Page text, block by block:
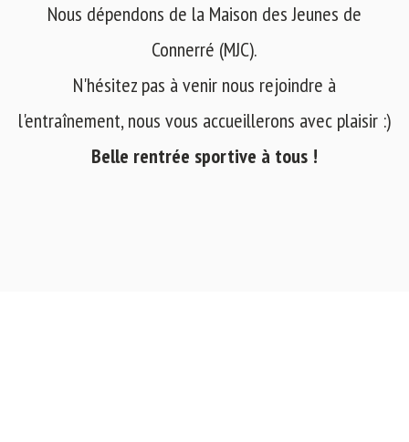
Nous dépendons de la Maison des Jeunes de
Connerré (MJC).
N'hésitez pas à venir nous rejoindre à
l'entraînement, nous vous accueillerons avec plaisir :)
Belle rentrée sportive à tous !